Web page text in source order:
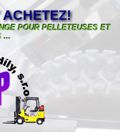
ACHETEZ!
POUR PELLETEUSES ET
...